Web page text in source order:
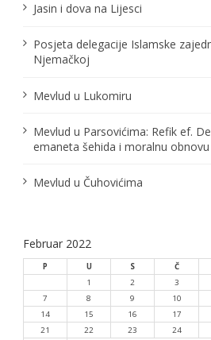
Jasin i dova na Lijesci
Posjeta delegacije Islamske
Njemačkoj
Mevlud u Lukomiru
Mevlud u Parsovićima: Refik ef.
emaneta šehida i moralnu
Mevlud u Čuhovićima
Februar 2022
P U S Č
1
2 3
7
8 9 10
14
15 16 17
21
22 23 24